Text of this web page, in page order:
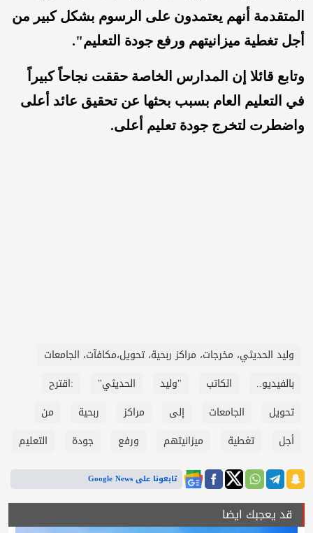
المتقدمة أنهم يعتمدون على الرسوم بشكل كبير من
أجل تغطية ميزانيتهم ورفع جودة التعليم".
وتابع قائلا إن المدارس الخاصة حققت نجاحاً كبيراً
في التعليم العام بسبب بحثها عن تحقيق عائد أعلى
واضطرت لتخرج جودة تعليم أعلى.
وليد الحديثي، مخرجات، مراكز ربحية، تحويل،مكافآت، الجامعات
بالفيديو..
الكاتب "وليد الحديثي"
:اقترح
تحويل
الجامعات إلى مراكز ربحية
من
أجل
تغطية ميزانيتهم ورفع جودة التعليم
تابعونا على Google News
قد يعجبك ايضا